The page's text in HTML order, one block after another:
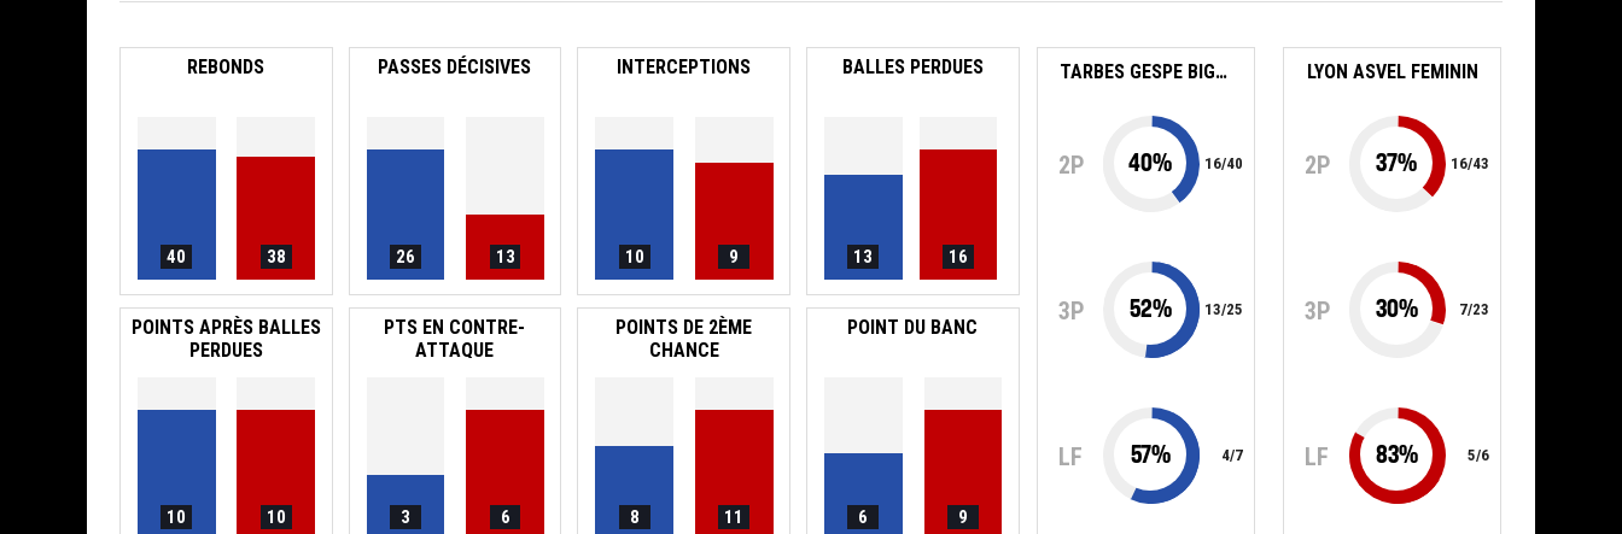
REBONDS
40 38
PASSES DÉCISIVES
26 13
INTERCEPTIONS
10 9
BALLES PERDUES
13 16
POINTS APRÈS BALLES
PERDUES
10 10
PTS EN CONTRE-
ATTAQUE
3 6
POINTS DE 2ÈME
CHANCE
8 11
POINT DU BANC
6 9
TARBES GESPE BIGORRE
2P 40% 16/40
3P 52% 13/25
LF 57% 4/7
LYON ASVEL FEMININ
2P 37% 16/43
3P 30% 7/23
LF 83% 5/6